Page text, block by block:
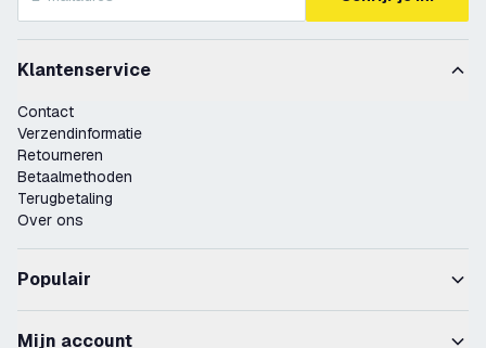
Klantenservice
Contact
Verzendinformatie
Retourneren
Betaalmethoden
Terugbetaling
Over ons
Populair
Mijn account